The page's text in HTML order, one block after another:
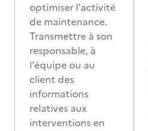
optimiser l'activité
de maintenance.
Transmettre à son
responsable, à
l'équipe ou au
client des
informations
relatives aux
interventions en